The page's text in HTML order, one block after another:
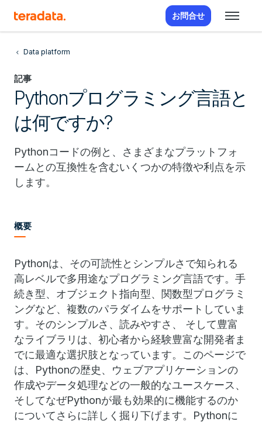
お問合せ
Data platform
記事
Pythonプログラミング言語と
は何ですか?
Pythonコードの例と、さまざまなプラットフォ
ームとの互換性を含むいくつかの特徴や利点を示
します。
概要
Pythonは、その可読性とシンプルさで知られる
高レベルで多用途なプログラミング言語です。手
続き型、オブジェクト指向型、関数型プログラミ
ングなど、複数のパラダイムをサポートしていま
す。そのシンプルさ、読みやすさ、 そして豊富
なライブラリは、初心者から経験豊富な開発者ま
でに最適な選択肢となっています。このページで
は、Pythonの歴史、ウェブアプリケーションの
作成やデータ処理などの一般的なユースケース、
そしてなぜPythonが最も効果的に機能するのか
についてさらに詳しく掘り下げます。Pythonに